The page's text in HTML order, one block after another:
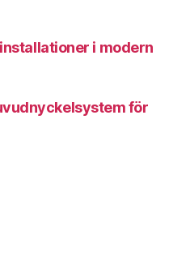
i modern
för